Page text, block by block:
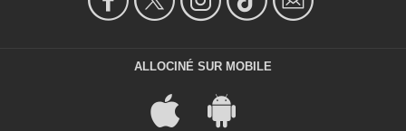
ALLOCINÉ SUR MOBILE